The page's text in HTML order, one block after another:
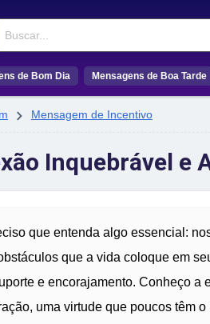
Buscar
de Bom Dia Mensagens de Boa Tarde
 Mensagem de Incentivo
Inquebrável e
que entenda algo essencial:
que a vida coloque em
e encorajamento. Conheço a
uma virtude que poucos têm